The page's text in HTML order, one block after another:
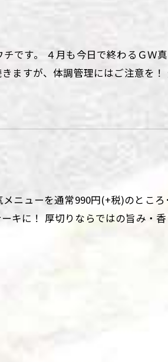
です。 ４月も今日で終わるＧＷ
ますが、体調管理にはご注意を！
ニューを通常990円(+税)のところ
キに！ 厚切りならではの旨み・